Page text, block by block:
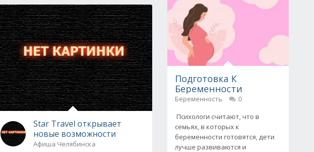
Star Travel открывает
новые возможности
Афиша Челябинска
Подготовка К
Беременности
Беременность
0
Психологи считают, что в
семьях, в которых к
беременности готовятся, дети
лучше развиваются и